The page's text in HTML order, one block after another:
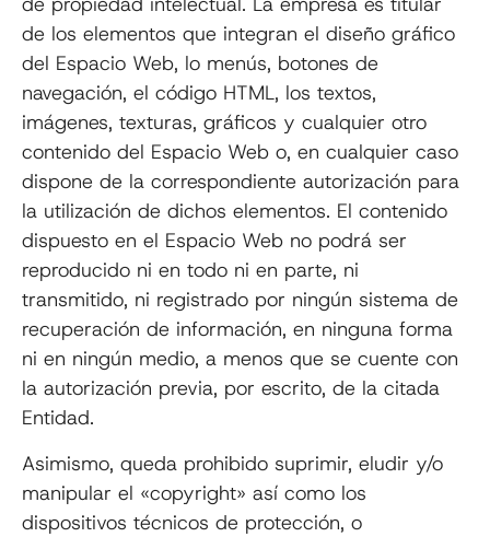
de los elementos que integran el diseño gráfico
del Espacio Web, lo menús, botones de
navegación, el código HTML, los textos,
imágenes, texturas, gráficos y cualquier otro
contenido del Espacio Web o, en cualquier caso
dispone de la correspondiente autorización para
la utilización de dichos elementos. El contenido
dispuesto en el Espacio Web no podrá ser
reproducido ni en todo ni en parte, ni
transmitido, ni registrado por ningún sistema de
recuperación de información, en ninguna forma
ni en ningún medio, a menos que se cuente con
la autorización previa, por escrito, de la citada
Entidad.
Asimismo, queda prohibido suprimir, eludir y/o
manipular el «copyright» así como los
dispositivos técnicos de protección, o